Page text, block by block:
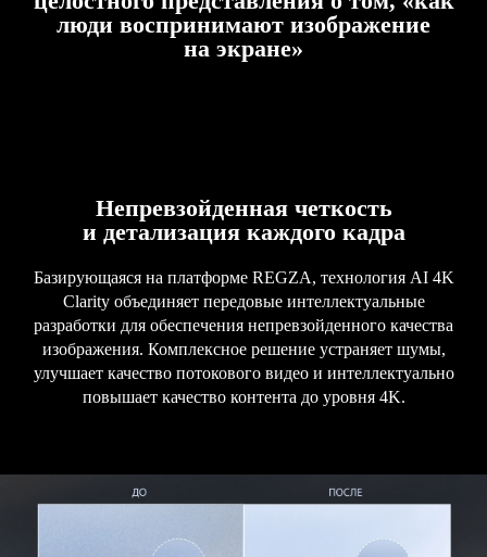
люди воспринимают изображение
на экране»
Непревзойденная четкость
и детализация каждого кадра
Базирующаяся на платформе REGZA, технология AI 4K
Clarity объединяет передовые интеллектуальные
разработки для обеспечения непревзойденного качества
изображения. Комплексное решение устраняет шумы,
улучшает качество потокового видео и интеллектуально
повышает качество контента до уровня 4K.